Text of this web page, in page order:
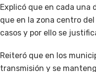
Explicó que en cada una
que en la zona centro
casos y por ello se
Reiteró que en los
transmisión y se